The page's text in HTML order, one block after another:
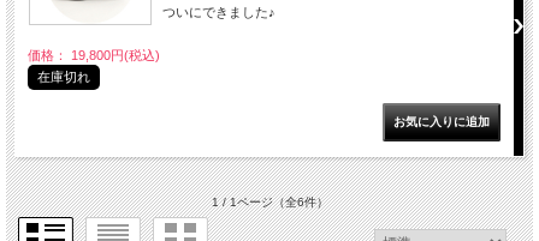
ついにできました♪
価格： 19,800円(税込)
在庫切れ
1 / 1ページ（全6件）